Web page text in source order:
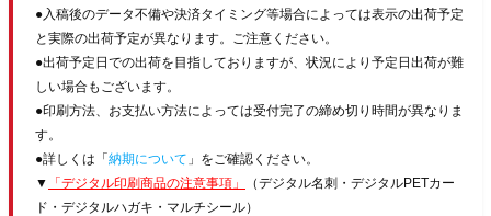
●入稿後のデータ不備や決済タイミング等場合によっては表示の出荷予定
と実際の出荷予定が異なります。ご注意ください。
●出荷予定日での出荷を目指しておりますが、状況により予定日出荷が難
しい場合もございます。
●印刷方法、お支払い方法によっては受付完了の締め切り時間が異なりま
す。
●詳しくは「 納期について 」をご確認ください。
▼
「デジタル印刷商品の注意事項」
（デジタル名刺・デジタルPETカー
ド・デジタルハガキ・マルチシール）